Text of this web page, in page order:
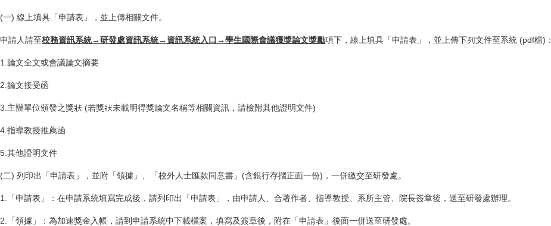
(一) 線上填具「申請表」，並上傳相關文件。
申請人請至校務資訊系統→研發處資訊系統→ 資訊系統入口 →學生國際會議獲獎論文獎勵項下，線上填具「申請表」，並上傳下列文件至系統 (pdf檔)：
1.論文全文或會議論文摘要
2.論文接受函
3.主辦單位頒發之獎狀 (若獎狀未載明得獎論文名稱等相關資訊，請檢附其他證明文件)
4.指導教授推薦函
5.其他證明文件
(二) 列印出「申請表」，並附「領據」、「校外人士匯款同意書」(含銀行存摺正面一份)，一併繳交至研發處。
1.「申請表」：在申請系統填寫完成後，請列印出「申請表」，由申請人、合著作者、指導教授、系所主管、院長簽章後，送至研發處辦理。
2.「領據」：為加速獎金入帳，請到申請系統中下載檔案，填寫及簽章後，附在「申請表」後面一併送至研發處。